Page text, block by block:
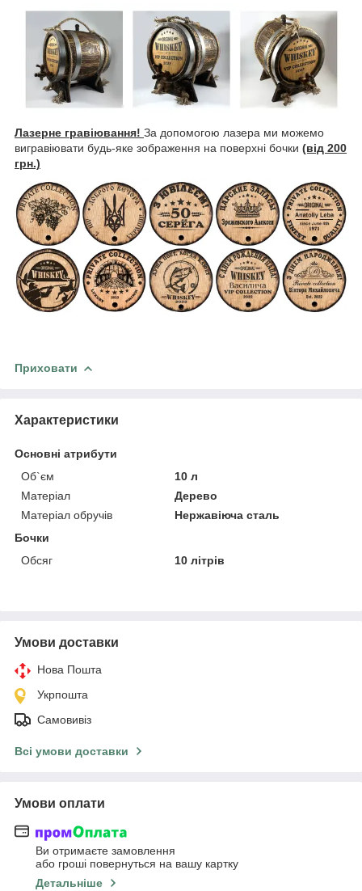
Лазерне гравіювання! За допомогою лазера ми можемо
вигравіювати будь-яке зображення на поверхні бочки (від 200
грн.)
Приховати
Характеристики
Основні атрибути
Об`єм
10 л
Матеріал
Дерево
Матеріал обручів
Нержавіюча сталь
Бочки
Обсяг
10 літрів
Умови доставки
Нова Пошта
Укрпошта
Самовивіз
Всі умови доставки
Умови оплати
Ви отримаєте замовлення
або гроші повернуться на вашу картку
Детальніше